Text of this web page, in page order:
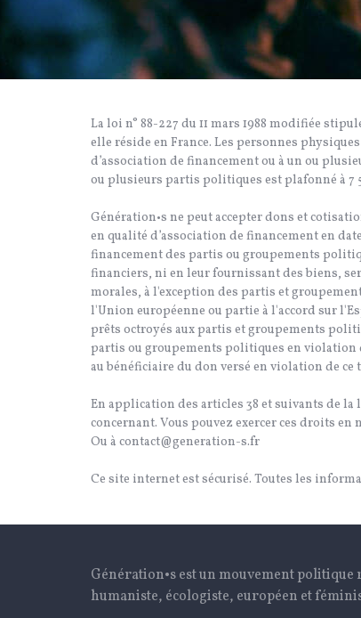
La loi n° 88-227 du 11 mars 1988 modifiée
elle réside en France. Les personnes
d’association de financement ou à un ou
ou plusieurs partis politiques est plafonné à 7
Génération•s ne peut accepter dons et
en qualité d’association de financement en
financement des partis ou groupements
financiers, ni en leur fournissant des biens,
morales, à l'exception des partis et
l'Union européenne ou partie à l'accord sur
prêts octroyés aux partis et groupements
partis ou groupements politiques en violation
au bénéficiaire du don versé en violation de ce
En application des articles 38 et suivants de
concernant. Vous pouvez exercer ces droits
Ou à contact@generation-s.fr
Ce site internet est sécurisé. Toutes les
Génération•s est un mouvement politique
humaniste, écologiste, européen et